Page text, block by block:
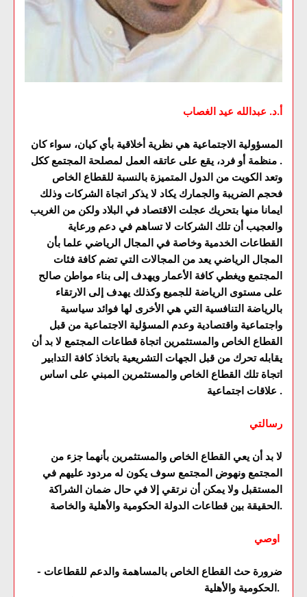
أ.د. عبدالله عيد الغصاب
المسؤولية الاجتماعية هي نظرية أخلاقية بأي كيان، سواء كان
منظمة أو فرد، يقع على عاتقه العمل لمصلحة المجتمع ككل .
وتعد الكويت من الدول المتميزة بالنسبة للقطاع الخاص
فحجم الضريبة والجمارك يكاد لا يذكر اتجاة الشركات وذلك
ايمانا منها بتحريك عجلت الاقتصاد في البلاد ولكن من الغريب
والعجيب أن تلك الشركات لا تساهم في دعم ورعاية
القطاعات الخدمية وخاصة في المجال الرياضي علما بأن
المجال الرياضي يعد من المجالات التي تضم كافة فئات
المجتمع ويغطي كافة الأعمار ويهدف إلى بناء مواطن صالح
على مستوى الرياضة للجميع وكذلك يهدف إلى الارتقاء
بالرياضة التنافسية التي هي الأخرى لها فوائد سياسية
واجتماعية واقتصادية وعدم المسؤلية الاجتماعية من قبل
القطاع الخاص والمستثمرين اتجاة قطاعات المجتمع لا بد أن
يقابله تحرك من قبل الجهات التشريعية باتخاذ كافة التدابير
اتجاة تلك القطاع الخاص والمستثمرين المبني على اساس
علاقات اجتماعية .
رسالتي
لا بد أن يعي القطاع الخاص والمستثمرين بأنهما جزء من
المجتمع ونهوض المجتمع سوف يكون له مردود عليهم في
المستقبل ولا يمكن أن نرتقي إلا في حال ضمان الشراكة
الحقيقة بين قطاعات الدولة الحكومية والأهلية والخاصة.
- ضرورة حث القطاع الخاص بالمساهمة والدعم للقطاعات
الحكومية والأهلية.